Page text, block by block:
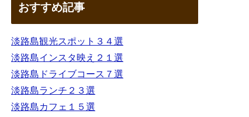
おすすめ記事
淡路島観光スポット３４選
淡路島インスタ映え２１選
淡路島ドライブコース７選
淡路島ランチ２３選
淡路島カフェ１５選